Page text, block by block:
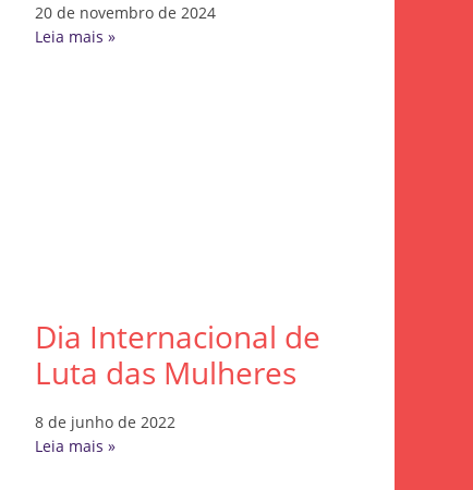
20 de novembro de 2024
Leia mais »
Dia Internacional de
Luta das Mulheres
8 de junho de 2022
Leia mais »